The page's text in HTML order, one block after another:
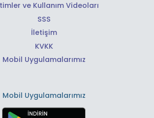
ve Kullanım Videoları
SSS
İletişim
KVKK
Mobil Uygulamalarımız
Mobil Uygulamalarımız